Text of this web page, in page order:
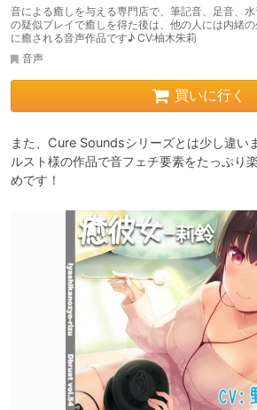
音による癒しを与える専門店で、筆記音、足音、
の疑似プレイで癒しを得た後は、他の人には内緒
に癒される音声作品です♪ CV:柚木朱莉
音声
買いに行く
また、Cure Soundsシリーズとは少し違い
ルスト様の作品で音フェチ要素をたっぷり
めです！